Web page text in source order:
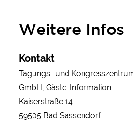
Weitere Infos
Kontakt
Tagungs- und
GmbH, Gäste-Information
Kaiserstraße 14
59505 Bad Sassendorf